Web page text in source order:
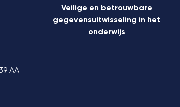
AA
Veilige en betrouwbare
gegevensuitwisseling in het
onderwijs